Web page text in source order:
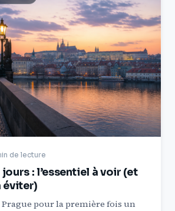
de lecture
jours : l’essentiel à voir (et
éviter)
Prague pour la première fois un